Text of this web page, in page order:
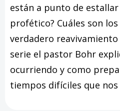
están a punto de
profético? Cuáles son
verdadero
serie el pastor Bohr
ocurriendo y como
tiempos difíciles que nos